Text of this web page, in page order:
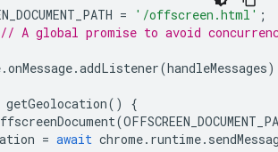
= '/offscreen.html' ;
// A global promise to avoid
.onMessage.addListener(handleMessages
getGeolocation()
{
(
= await chrome. runtime.